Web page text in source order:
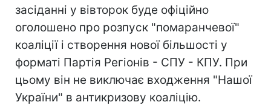
засіданні у вівторок буде офіційно
оголошено про розпуск "помаранчевої"
коаліції і створення нової більшості у
форматі Партія Регіонів - СПУ - КПУ. При
цьому він не виключає входження "Нашої
України" в антикризову коаліцію.